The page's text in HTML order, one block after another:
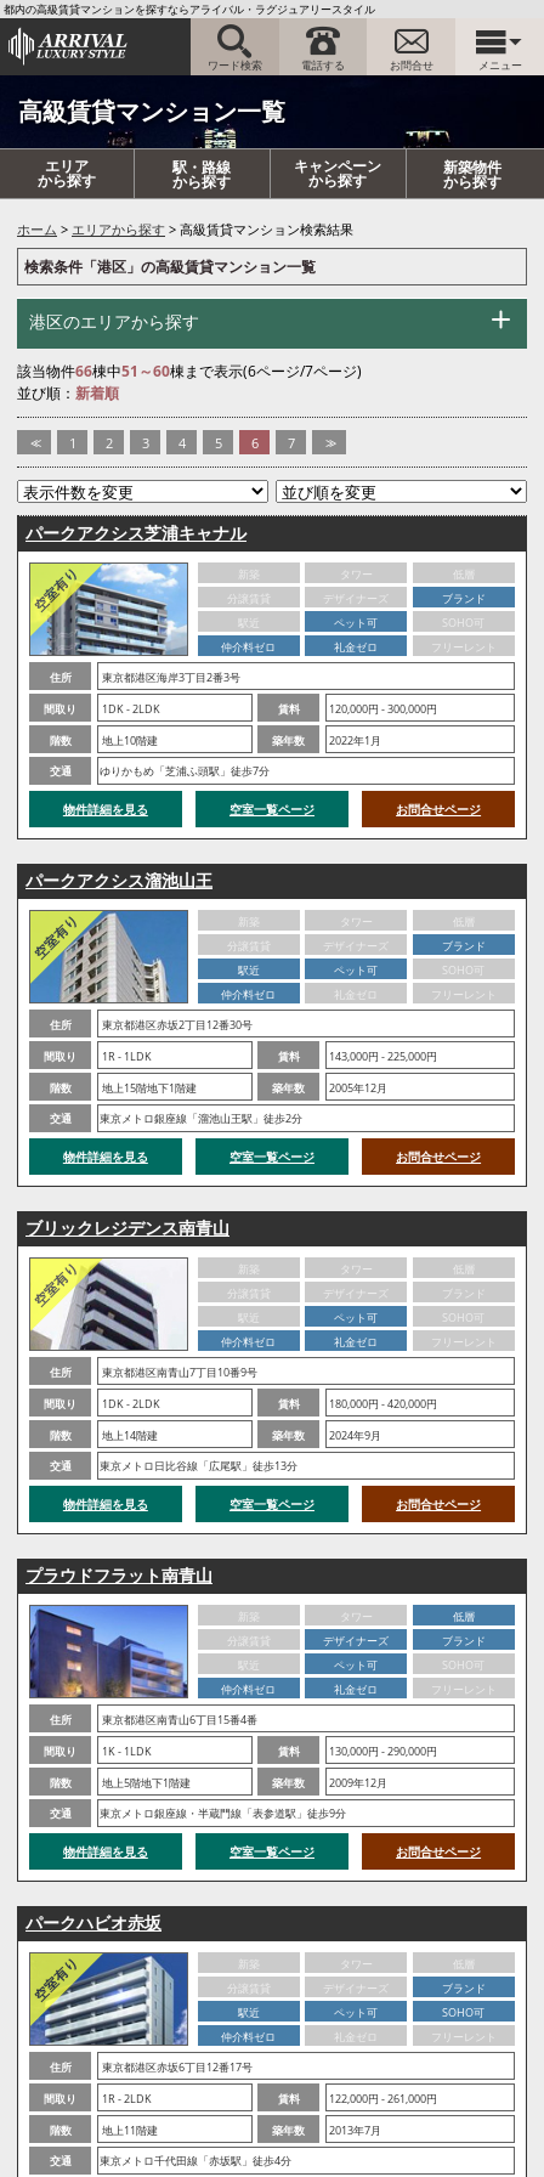
都内の高級賃貸マンションを探すならアライバル・ラグジュアリースタイル
ワード検索 電話する お問合せ メニュー
高級賃貸マンション一覧
エリア
から探す
駅・路線
から探す
キャンペーン
から探す
新築物件
から探す
ホーム エリアから探す 高級賃貸マンション検索結果
検索条件「港区」の高級賃貸マンション一覧
港区のエリアから探す
該当物件66棟中51～60棟まで表示(6ページ/7ページ)
並び順： 新着順
<< 1 2 3 4 5 6 7 >>
パークアクシス芝浦キャナル
新築 タワー
低層
分譲賃貸
デザイナーズ
ブランド
駅近
ペット可
SOHO可
仲介料ゼロ
礼金ゼロ
フリーレント
住所
東京都港区海岸3丁目2番3号
間取り
1DK - 2LDK 賃料
120,000円 - 300,000円
階数
地上10階建 築年数
2022年1月
交通
ゆりかもめ「芝浦ふ頭駅」徒歩7分
物件詳細を見る 空室一覧ページ お問合せページ
パークアクシス溜池山王
新築 タワー
低層
分譲賃貸
デザイナーズ
ブランド
駅近
ペット可
SOHO可
仲介料ゼロ
礼金ゼロ
フリーレント
住所
東京都港区赤坂2丁目12番30号
間取り
1R - 1LDK 賃料
143,000円 - 225,000円
階数
地上15階地下1階建 築年数
2005年12月
交通
東京メトロ銀座線「溜池山王駅」徒歩2分
物件詳細を見る 空室一覧ページ お問合せページ
ブリックレジデンス南青山
新築 タワー
低層
分譲賃貸
デザイナーズ
ブランド
駅近
ペット可
SOHO可
仲介料ゼロ
礼金ゼロ
フリーレント
住所
東京都港区南青山7丁目10番9号
間取り
1DK - 2LDK 賃料
180,000円 - 420,000円
階数
地上14階建 築年数
2024年9月
交通
東京メトロ日比谷線「広尾駅」徒歩13分
物件詳細を見る 空室一覧ページ お問合せページ
プラウドフラット南青山
新築 タワー
低層
分譲賃貸
デザイナーズ
ブランド
駅近
ペット可
SOHO可
仲介料ゼロ
礼金ゼロ
フリーレント
住所
東京都港区南青山6丁目15番4番
間取り
1K - 1LDK 賃料
130,000円 - 290,000円
階数
地上5階地下1階建 築年数
2009年12月
交通
東京メトロ銀座線・半蔵門線「表参道駅」徒歩9分
物件詳細を見る 空室一覧ページ お問合せページ
パークハビオ赤坂
新築 タワー
低層
分譲賃貸
デザイナーズ
ブランド
駅近
ペット可
SOHO可
仲介料ゼロ
礼金ゼロ
フリーレント
住所
東京都港区赤坂6丁目12番17号
間取り
1R - 2LDK 賃料
122,000円 - 261,000円
階数
地上11階建 築年数
2013年7月
交通
東京メトロ千代田線「赤坂駅」徒歩4分